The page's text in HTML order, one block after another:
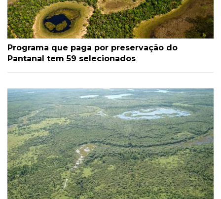
Programa que paga por preservação do
Pantanal tem 59 selecionados